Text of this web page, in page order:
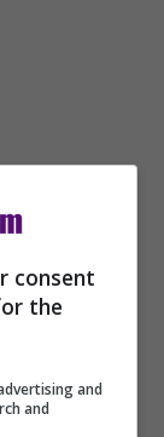
serie
consent
the
and
and